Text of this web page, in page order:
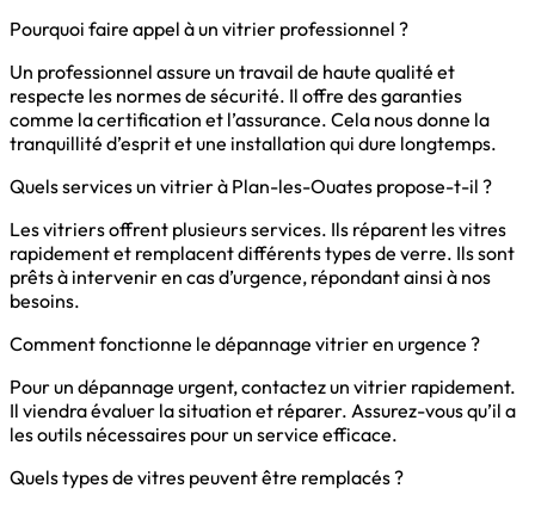
Pourquoi faire appel à un vitrier professionnel ?
Un professionnel assure un travail de haute qualité et
respecte les normes de sécurité. Il offre des garanties
comme la certification et l’assurance. Cela nous donne la
tranquillité d’esprit et une installation qui dure longtemps.
Quels services un vitrier à Plan-les-Ouates propose-t-il ?
Les vitriers offrent plusieurs services. Ils réparent les vitres
rapidement et remplacent différents types de verre. Ils sont
prêts à intervenir en cas d’urgence, répondant ainsi à nos
besoins.
Comment fonctionne le dépannage vitrier en urgence ?
Pour un dépannage urgent, contactez un vitrier rapidement.
Il viendra évaluer la situation et réparer. Assurez-vous qu’il a
les outils nécessaires pour un service efficace.
Quels types de vitres peuvent être remplacés ?